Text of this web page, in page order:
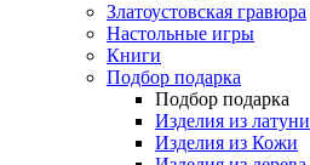
Златоустовская гравюра
Настольные игры
Книги
Подбор подарка
Подбор подарка
Изделия из латуни
Изделия из Кожи